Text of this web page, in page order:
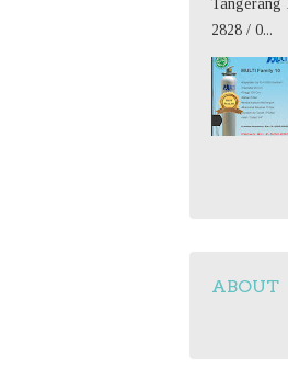
Tangerang
2828 / 0...
ABOUT